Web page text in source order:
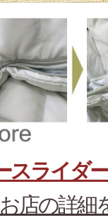
お店の詳細